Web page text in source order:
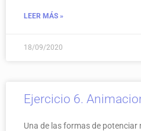
LEER MÁS »
18/09/2020
Ejercicio 6.
Una de las formas de potenciar